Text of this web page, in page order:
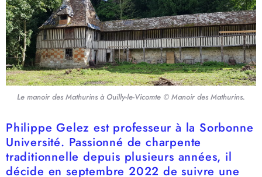
Le manoir des Mathurins à Ouilly-le-Vicomte © Manoir des Mathurins.
Philippe Gelez est professeur à la Sorbonne
Université. Passionné de charpente
traditionnelle depuis plusieurs années, il
décide en septembre 2022 de suivre une